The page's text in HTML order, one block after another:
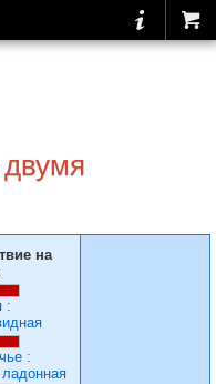
на
:
: